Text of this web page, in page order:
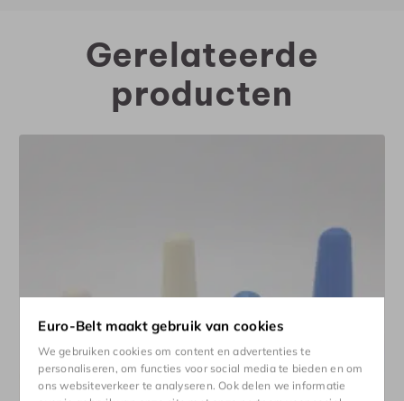
Euro-Belt maakt gebruik van cookies
We gebruiken cookies om content en advertenties te
personaliseren, om functies voor social media te bieden en om
ons websiteverkeer te analyseren. Ook delen we informatie
Gerelateerde
producten